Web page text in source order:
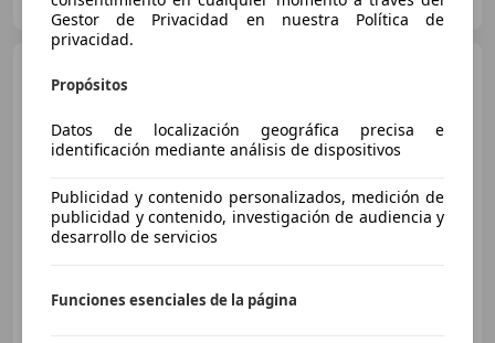
Súperoferta
12/2023 57.147 km
Gestor de Privacidad en nuestra Política de
privacidad.
Propósitos
Datos de localización geográfica precisa e
identificación mediante análisis de dispositivos
Publicidad y contenido personalizados, medición de
publicidad y contenido, investigación de audiencia y
desarrollo de servicios
Funciones esenciales de la página